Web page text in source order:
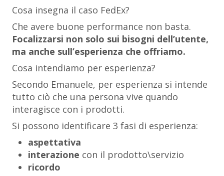
Cosa insegna il caso FedEx?
Che avere buone performance non basta.
Focalizzarsi non solo sui bisogni dell’utente,
ma anche sull’esperienza che offriamo.
Cosa intendiamo per esperienza?
Secondo Emanuele, per esperienza si intende
tutto ciò che una persona vive quando
interagisce con i prodotti.
Si possono identificare 3 fasi di esperienza:
aspettativa
interazione con il prodotto\servizio
ricordo